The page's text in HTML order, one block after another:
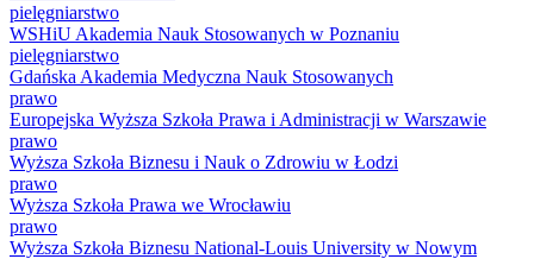
pielęgniarstwo
WSHiU Akademia Nauk Stosowanych w Poznaniu
pielęgniarstwo
Gdańska Akademia Medyczna Nauk Stosowanych
prawo
Europejska Wyższa Szkoła Prawa i Administracji w Warszawie
prawo
Wyższa Szkoła Biznesu i Nauk o Zdrowiu w Łodzi
prawo
Wyższa Szkoła Prawa we Wrocławiu
prawo
Wyższa Szkoła Biznesu National-Louis University w Nowym